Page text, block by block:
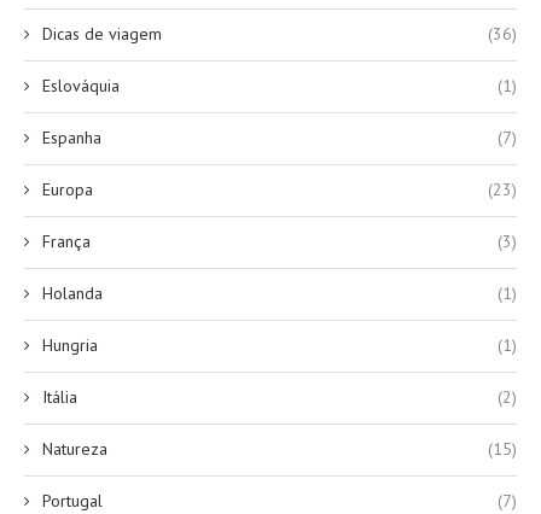
Dicas de viagem (36)
Eslováquia (1)
Espanha (7)
Europa (23)
França (3)
Holanda (1)
Hungria (1)
Itália (2)
Natureza (15)
Portugal (7)